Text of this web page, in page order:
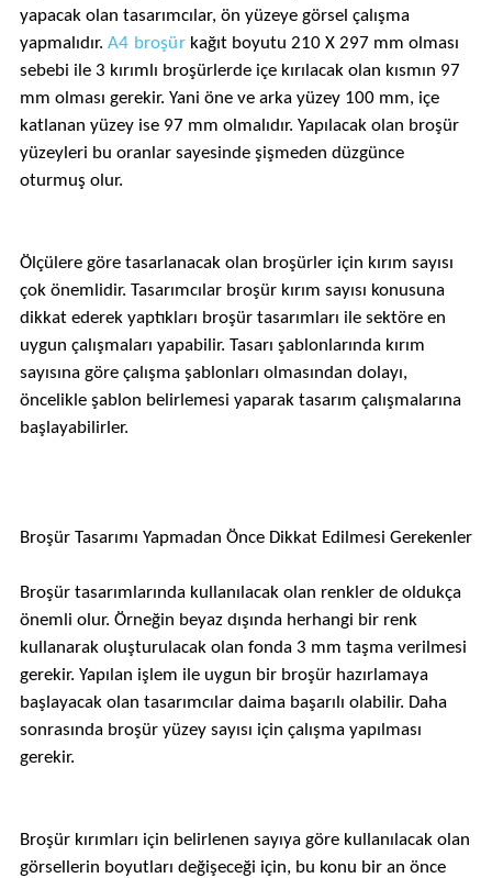
yapacak olan tasarımcılar, ön yüzeye görsel çalışma
yapmalıdır. A4 broşürkağıt boyutu 210 X 297 mm olması
sebebi ile 3 kırımlı broşürlerde içe kırılacak olan kısmın 97
mm olması gerekir. Yani öne ve arka yüzey 100 mm, içe
katlanan yüzey ise 97 mm olmalıdır. Yapılacak olan broşür
yüzeyleri bu oranlar sayesinde şişmeden düzgünce
oturmuş olur.
Ölçülere göre tasarlanacak olan broşürler için kırım sayısı
çok önemlidir. Tasarımcılar broşür kırım sayısı konusuna
dikkat ederek yaptıkları broşür tasarımları ile sektöre en
uygun çalışmaları yapabilir. Tasarı şablonlarında kırım
sayısına göre çalışma şablonları olmasından dolayı,
öncelikle şablon belirlemesi yaparak tasarım çalışmalarına
başlayabilirler.
Broşür Tasarımı Yapmadan Önce Dikkat Edilmesi Gerekenler
Broşür tasarımlarında kullanılacak olan renkler de oldukça
önemli olur. Örneğin beyaz dışında herhangi bir renk
kullanarak oluşturulacak olan fonda 3 mm taşma verilmesi
gerekir. Yapılan işlem ile uygun bir broşür hazırlamaya
başlayacak olan tasarımcılar daima başarılı olabilir. Daha
sonrasında broşür yüzey sayısı için çalışma yapılması
gerekir.
Broşür kırımları için belirlenen sayıya göre kullanılacak olan
görsellerin boyutları değişeceği için, bu konu bir an önce